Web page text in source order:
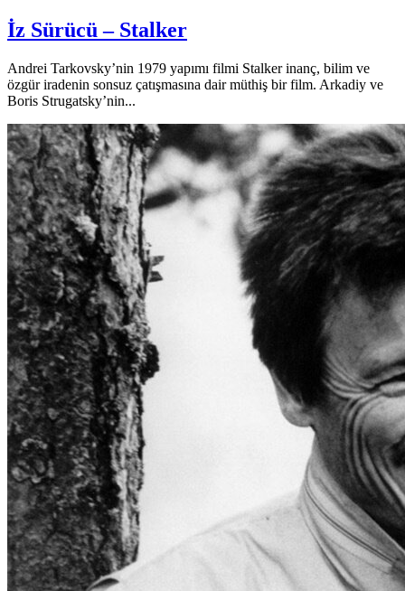
İz Sürücü – Stalker
Andrei Tarkovsky’nin 1979 yapımı filmi Stalker inanç, bilim ve
özgür iradenin sonsuz çatışmasına dair müthiş bir film. Arkadiy ve
Boris Strugatsky’nin...